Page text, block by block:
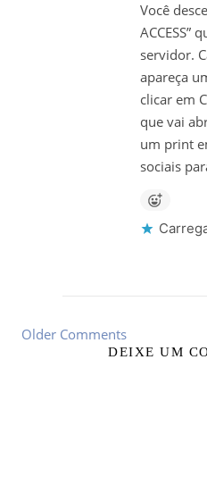
Você
ACCESS”
servidor.
apareça
clicar em
que vai
um print
sociais
Older Comments
DEIXE UM